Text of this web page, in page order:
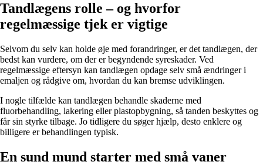
Tandlægens rolle – og hvorfor
regelmæssige tjek er vigtige
Selvom du selv kan holde øje med forandringer, er det tandlægen, der
bedst kan vurdere, om der er begyndende syreskader. Ved
regelmæssige eftersyn kan tandlægen opdage selv små ændringer i
emaljen og rådgive om, hvordan du kan bremse udviklingen.
I nogle tilfælde kan tandlægen behandle skaderne med
fluorbehandling, lakering eller plastopbygning, så tanden beskyttes og
får sin styrke tilbage. Jo tidligere du søger hjælp, desto enklere og
billigere er behandlingen typisk.
En sund mund starter med små vaner